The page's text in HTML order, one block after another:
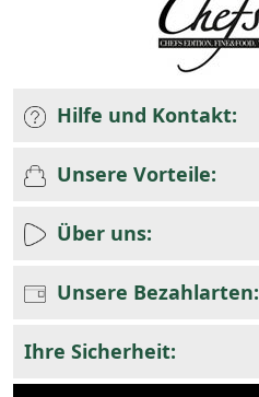
Hilfe und Kontakt:
Unsere Vorteile:
Über uns:
Unsere Bezahlarten:
Ihre Sicherheit: